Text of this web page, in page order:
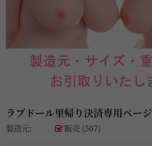
ラブドール里帰り決済専用ページ
製造元: 販売 (507)